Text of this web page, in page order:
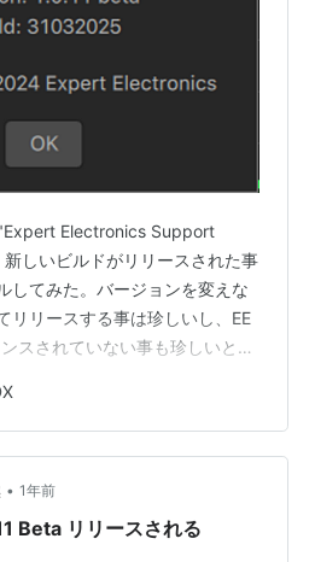
Electronics Support
しいビルドがリリースされた事
してみた。バージョンを変えな
リリースする事は珍しいし、EE
スされていない事も珍しいと思
グラフィックス
ート TCI: セルフチェックCWの
正 変調方式変更時のフィルター
応 送信スペクトラム表示
• 1年前
Beta リリースされる